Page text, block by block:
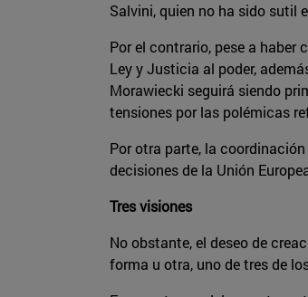
Salvini, quien no ha sido sutil
Por el contrario, pese a
Ley y Justicia al poder,
Morawiecki seguirá siendo
tensiones por las polémicas
Por otra parte, la
decisiones de la Unión
Tres visiones
No obstante, el deseo de
forma u otra, uno de tres de